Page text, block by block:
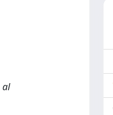
al